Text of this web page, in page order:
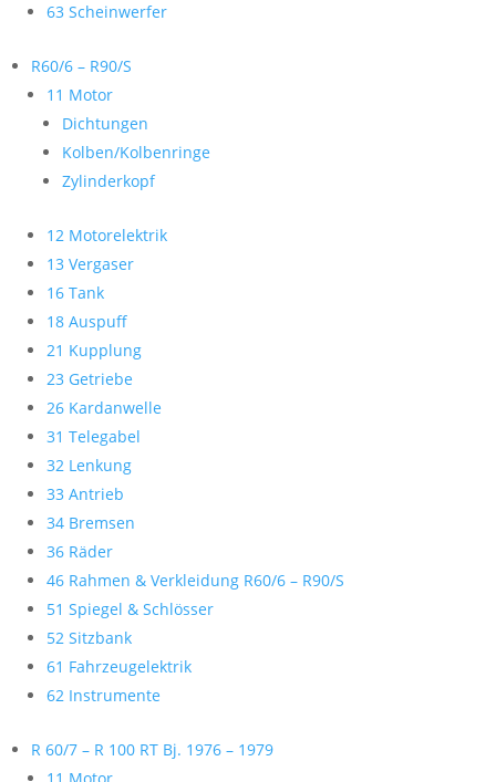
63 Scheinwerfer
R60/6 – R90/S
11 Motor
Dichtungen
Kolben/Kolbenringe
Zylinderkopf
12 Motorelektrik
13 Vergaser
16 Tank
18 Auspuff
21 Kupplung
23 Getriebe
26 Kardanwelle
31 Telegabel
32 Lenkung
33 Antrieb
34 Bremsen
36 Räder
46 Rahmen & Verkleidung R60/6 – R90/S
51 Spiegel & Schlösser
52 Sitzbank
61 Fahrzeugelektrik
62 Instrumente
R 60/7 – R 100 RT Bj. 1976 – 1979